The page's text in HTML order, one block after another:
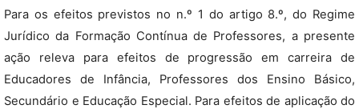
Para os efeitos previstos no n.º 1 do artigo 8.º, do Regime
Jurídico da Formação Contínua de Professores, a presente
ação releva para efeitos de progressão em carreira de
Educadores de Infância, Professores dos Ensino Básico,
Secundário e Educação Especial. Para efeitos de aplicação do